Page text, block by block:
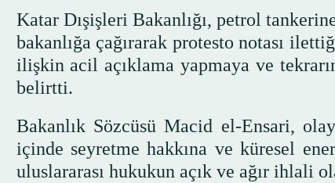
Katar Dışişleri Bakanlığı, petrol
bakanlığa çağırarak protesto notası
ilişkin acil açıklama yapmaya ve
belirtti.
Bakanlık Sözcüsü Macid el-Ensari,
içinde seyretme hakkına ve küresel
uluslararası hukukun açık ve ağır ihlali